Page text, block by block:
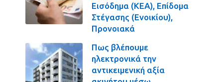
Εισόδημα (ΚΕΑ), Επίδομα
Στέγασης (Ενοικίου),
Προνοιακά
Πως βλέπουμε
ηλεκτρονικά την
αντικειμενική αξία